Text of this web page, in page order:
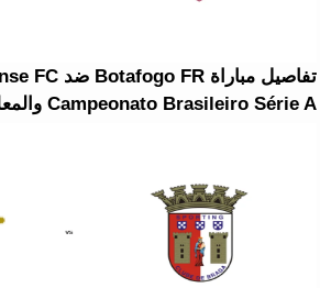
Campeonato Brasileiro Série A والمعلق